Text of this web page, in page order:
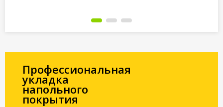
Профессиональная
укладка
напольного
покрытия